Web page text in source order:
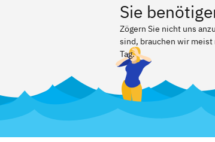
Sie
Zögern Sie nicht uns
sind, brauchen wir meist
Tag.